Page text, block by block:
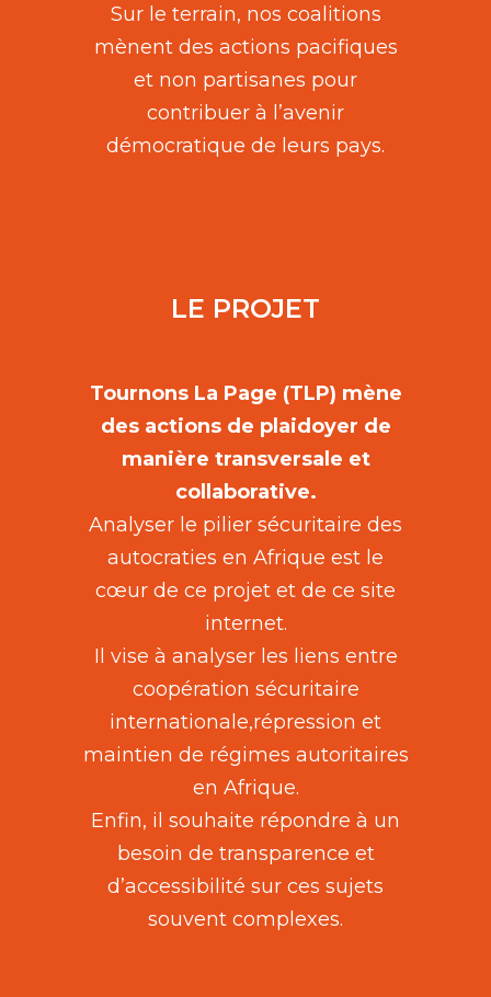
Sur le terrain, nos coalitions
mènent des actions pacifiques
et non partisanes pour
contribuer à l’avenir
démocratique de leurs pays.
LE PROJET
Tournons La Page (TLP) mène
des actions de plaidoyer de
manière transversale et
collaborative.
Analyser le pilier sécuritaire des
autocraties en Afrique est le
cœur de ce projet et de ce site
internet.
Il vise à analyser les liens entre
coopération sécuritaire
internationale,répression et
maintien de régimes autoritaires
en Afrique.
Enfin, il souhaite répondre à un
besoin de transparence et
d’accessibilité sur ces sujets
souvent complexes.